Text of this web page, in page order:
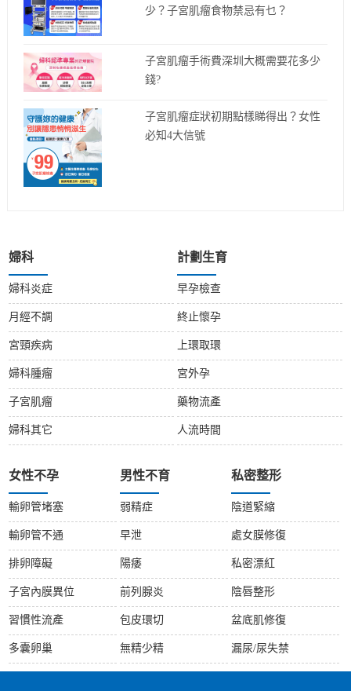
少？子宮肌瘤食物禁忌有乜？
子宮肌瘤手術費深圳大概需要花多少
錢?
子宮肌瘤症狀初期點樣睇得出？女性
必知4大信號
婦科
婦科炎症
月經不調
宮頸疾病
婦科腫瘤
子宮肌瘤
婦科其它
計劃生育
早孕檢查
終止懷孕
上環取環
宮外孕
藥物流產
人流時間
女性不孕
輸卵管堵塞
輸卵管不通
排卵障礙
子宮內膜異位
習慣性流產
多囊卵巢
男性不育
弱精症
早泄
陽痿
前列腺炎
包皮環切
無精少精
私密整形
陰道緊縮
處女膜修復
私密漂紅
陰唇整形
盆底肌修復
漏尿/尿失禁